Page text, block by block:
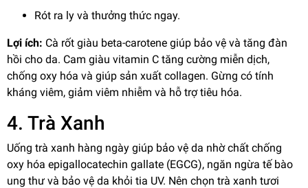
Rót ra ly và thưởng thức ngay.
Lợi ích: Cà rốt giàu beta-carotene giúp bảo vệ và tăng đàn
hồi cho da. Cam giàu vitamin C tăng cường miễn dịch,
chống oxy hóa và giúp sản xuất collagen. Gừng có tính
kháng viêm, giảm viêm nhiễm và hỗ trợ tiêu hóa.
4. Trà Xanh
Uống trà xanh hàng ngày giúp bảo vệ da nhờ chất chống
oxy hóa epigallocatechin gallate (EGCG), ngăn ngừa tế bào
ung thư và bảo vệ da khỏi tia UV. Nên chọn trà xanh tươi